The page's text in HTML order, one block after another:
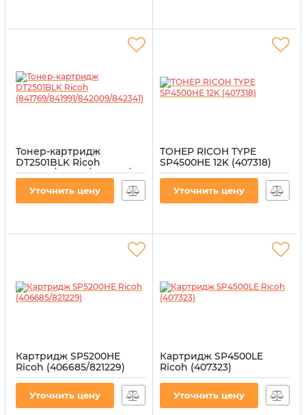
Тонер-картридж
DT2501BLK Ricoh
(841769/841991/842009/842341)
Артикул:
Уточнить цену
ТОНЕР RICOH TYPE
SP4500HE 12K (407318)
Артикул:T-RIC-SP4500-12
Уточнить цену
Картридж SP5200HE
Ricoh (406685/821229)
Артикул:CT-RIC-SP5200H
Уточнить цену
Картридж SP4500LE
Ricoh (407323)
Артикул:CT-RIC-4500L
Уточнить цену